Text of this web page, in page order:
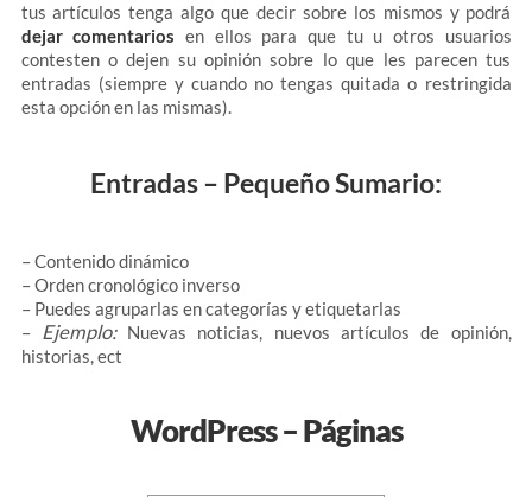
tus artículos tenga algo que decir sobre los mismos y podrá
dejar comentarios en ellos para que tu u otros usuarios
contesten o dejen su opinión sobre lo que les parecen tus
entradas (siempre y cuando no tengas quitada o restringida
esta opción en las mismas).
Entradas – Pequeño Sumario:
– Contenido dinámico
– Orden cronológico inverso
– Puedes agruparlas en categorías y etiquetarlas
– Ejemplo:Nuevas noticias, nuevos artículos de opinión,
historias, ect
WordPress – Páginas